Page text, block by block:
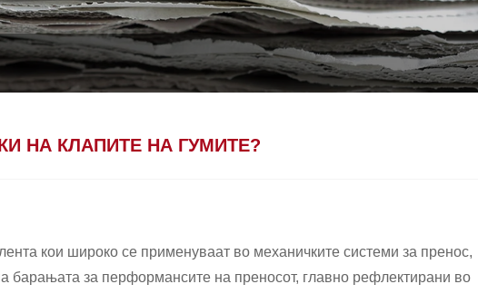
НА КЛАПИТЕ НА ГУМИТЕ?
кои широко се применуваат во механичките системи за пренос,
барањата за перформансите на преносот, главно рефлектирани во